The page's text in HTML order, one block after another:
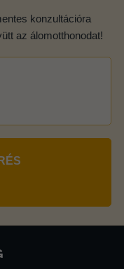
konzultációra
az álomotthonodat!